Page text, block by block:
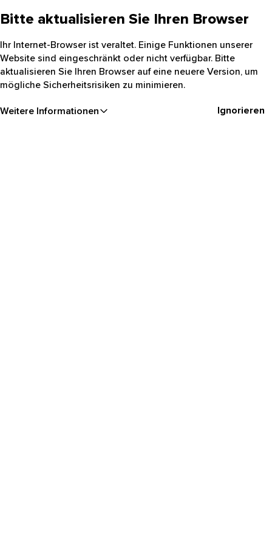
Bitte aktualisieren Sie Ihren Browser
Ihr Internet-Browser ist veraltet. Einige Funktionen unserer
Website sind eingeschränkt oder nicht verfügbar. Bitte
aktualisieren Sie Ihren Browser auf eine neuere Version, um
mögliche Sicherheitsrisiken zu minimieren.
Weitere Informationen Ignorieren